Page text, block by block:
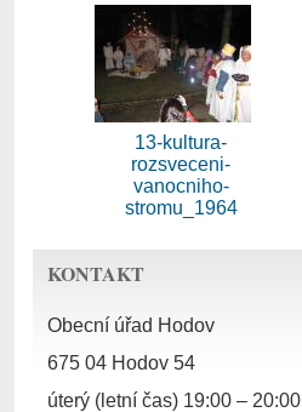
13-kultura-
rozsveceni-
vanocniho-
stromu_1964
KONTAKT
Obecní úřad Hodov
675 04 Hodov 54
úterý (letní čas) 19:00 – 20:00